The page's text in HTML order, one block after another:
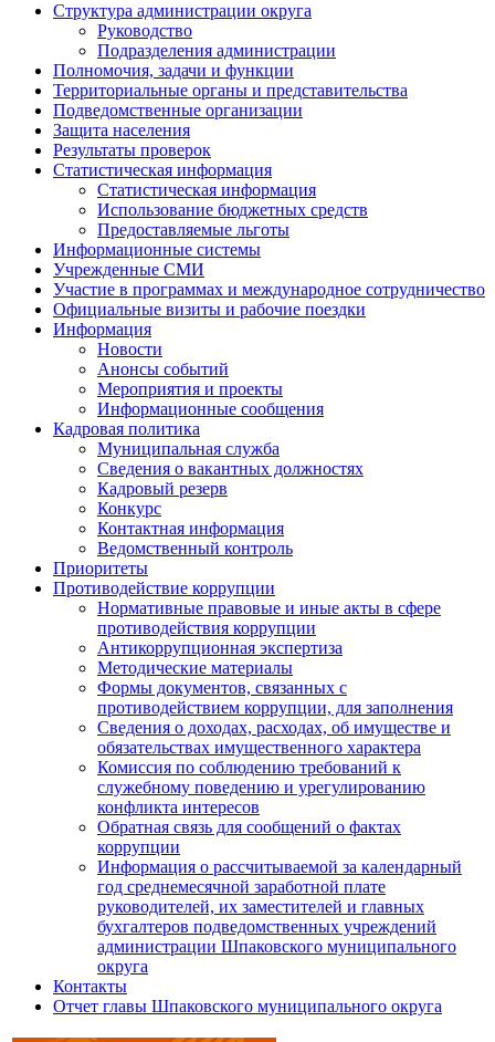
Структура администрации округа
Руководство
Подразделения администрации
Полномочия, задачи и функции
Территориальные органы и представительства
Подведомственные организации
Защита населения
Результаты проверок
Статистическая информация
Статистическая информация
Использование бюджетных средств
Предоставляемые льготы
Информационные системы
Учрежденные СМИ
Участие в программах и международное сотрудничество
Официальные визиты и рабочие поездки
Информация
Новости
Анонсы событий
Мероприятия и проекты
Информационные сообщения
Кадровая политика
Муниципальная служба
Сведения о вакантных должностях
Кадровый резерв
Конкурс
Контактная информация
Ведомственный контроль
Приоритеты
Противодействие коррупции
Нормативные правовые и иные акты в сфере
противодействия коррупции
Антикоррупционная экспертиза
Методические материалы
Формы документов, связанных с
противодействием коррупции, для заполнения
Сведения о доходах, расходах, об имуществе и
обязательствах имущественного характера
Комиссия по соблюдению требований к
служебному поведению и урегулированию
конфликта интересов
Обратная связь для сообщений о фактах
коррупции
Информация о рассчитываемой за календарный
год среднемесячной заработной плате
руководителей, их заместителей и главных
бухгалтеров подведомственных учреждений
администрации Шпаковского муниципального
округа
Контакты
Отчет главы Шпаковского муниципального округа